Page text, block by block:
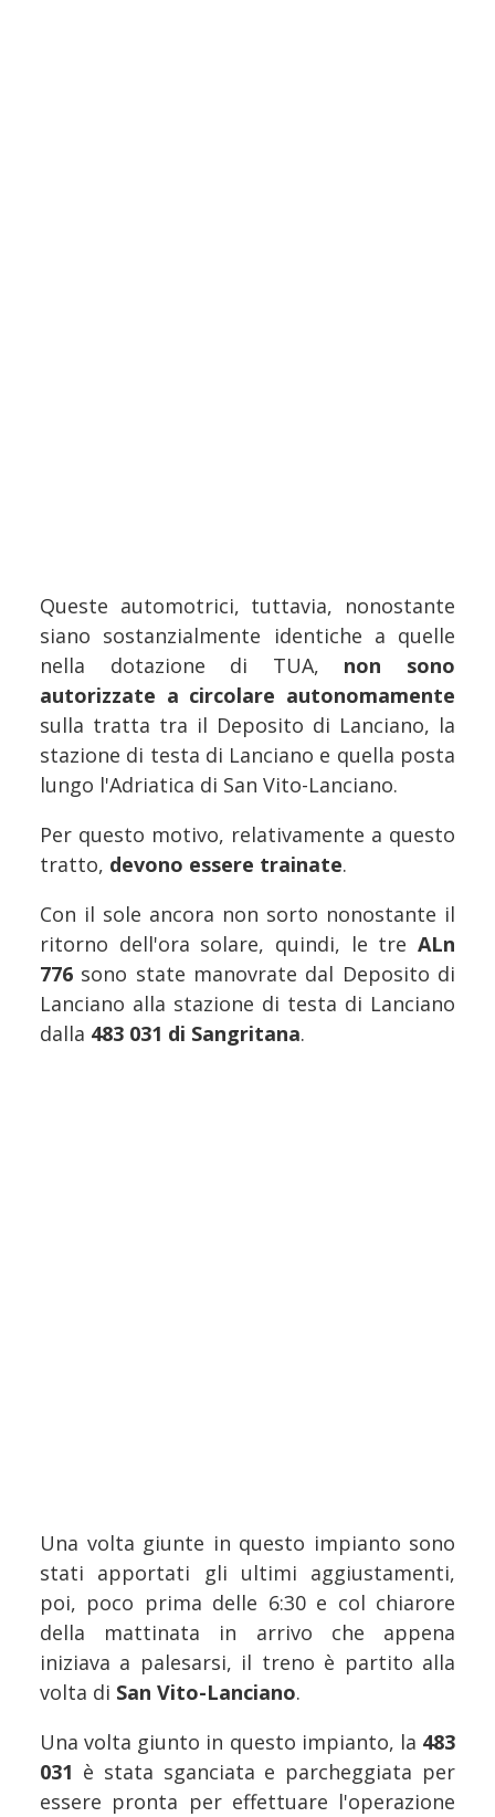
Queste automotrici, tuttavia, nonostante
siano sostanzialmente identiche a quelle
nella dotazione di TUA, non sono
autorizzate a circolare autonomamente
sulla tratta tra il Deposito di Lanciano, la
stazione di testa di Lanciano e quella posta
lungo l'Adriatica di San Vito-Lanciano.
Per questo motivo, relativamente a questo
tratto, devono essere trainate.
Con il sole ancora non sorto nonostante il
ritorno dell'ora solare, quindi, le tre ALn
776 sono state manovrate dal Deposito di
Lanciano alla stazione di testa di Lanciano
dalla 483 031 di Sangritana.
Una volta giunte in questo impianto sono
stati apportati gli ultimi aggiustamenti,
poi, poco prima delle 6:30 e col chiarore
della mattinata in arrivo che appena
iniziava a palesarsi, il treno è partito alla
volta di San Vito-Lanciano.
Una volta giunto in questo impianto, la 483
031 è stata sganciata e parcheggiata per
essere pronta per effettuare l'operazione